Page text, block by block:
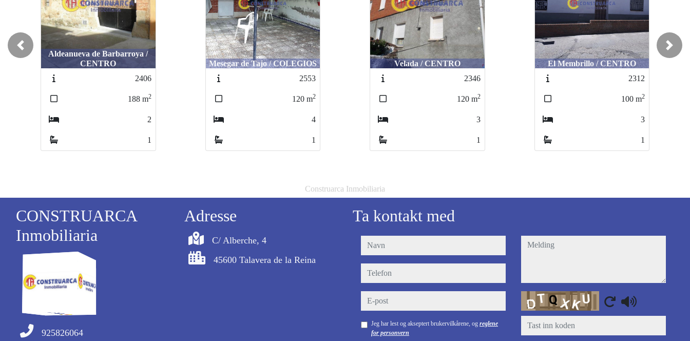
Mesegar de Tajo / COLEGIOS
2553
120 m2
4
1
Velada / CENTRO
2346
120m2
3
1
El Membrillo / CENTRO
2312
100 m2
3
1
Alcañizo / CENTRO
2349
110m2
3
2
Previous Next
Construarca Inmobiliaria
CONSTRUARCA
Inmobiliaria
925826064
Adresse
C/ Alberche, 4
45600 Talavera de la Reina
Ta kontakt med
navn
telefon
e-post
Jeg har lest og akseptert brukervilkårene, og reglene
for personvern
melding
Captcha